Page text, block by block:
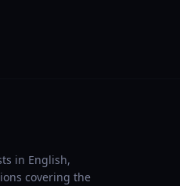
in English,
covering the